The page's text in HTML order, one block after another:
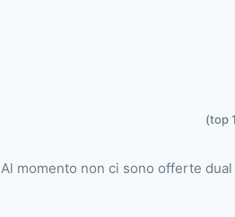
(top
Al momento non ci sono offerte